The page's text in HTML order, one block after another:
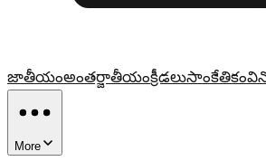
జాతీయంఅంతర్జాతీయంక్రీడలుసాంకేతికం
More